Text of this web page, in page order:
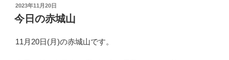
投
稿
日:
2023年11月20日
今日の赤城山
11月20日(月)の赤城山です。